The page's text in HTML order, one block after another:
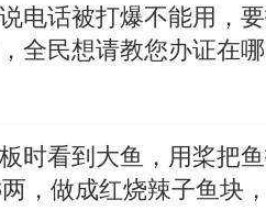
那个在床头放菜刀的女孩，
热 制裁瓜子饺子，美国怕什
电话被打爆不能用，
全民想请教您办证在
时看到大鱼，用桨把
，做成红烧辣子鱼块